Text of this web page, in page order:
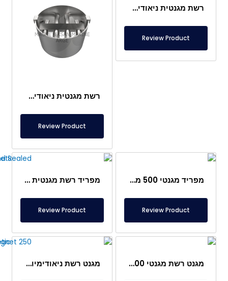
רשת מגנטית ניאודימיום 9 מוטות Ø420 מ"מ – ייצור מיוחד למפעל סוכר
Review Product
רשת מגנטית ניאודימיום עמוקה מסוג Ø350 לכניסה ויציאה
Review Product
מפריד מגנטי 500 מ"מ – מיוחד לתעשיית המזון והפלסטיק
Review Product
מפריד רשת מגנטית Ø320 מ"מ – נירוסטה אטומה לחלוטין
Review Product
מגנט רשת מגנטי Ø200 מ"מ – נירוסטה מלאה ואטומה מגנט רשת ניאודימיום עמיד בטמפרטורה גבוהה Ø250 מ"מ – 150°C